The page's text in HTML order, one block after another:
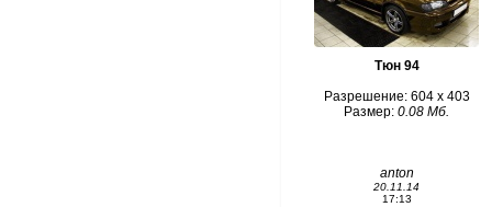
Тюн 94
Разрешение: 604 x 403
Размер: 0.08 Мб.
anton
20.11.14
17:13